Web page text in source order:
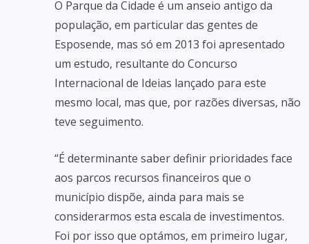
O Parque da Cidade é um anseio antigo da
população, em particular das gentes de
Esposende, mas só em 2013 foi apresentado
um estudo, resultante do Concurso
Internacional de Ideias lançado para este
mesmo local, mas que, por razões diversas, não
teve seguimento.
“É determinante saber definir prioridades face
aos parcos recursos financeiros que o
município dispõe, ainda para mais se
considerarmos esta escala de investimentos.
Foi por isso que optámos, em primeiro lugar,